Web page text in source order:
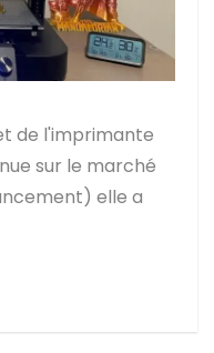
de l'imprimante
sur le marché
elle a